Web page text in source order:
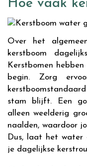
Hoe vaak
Over het
kerstboom
Kerstbomen
begin. Zorg
stam blijft. Een
alleen weelderig
naalden, waardoor
Dus, laat het water
je dagelijkse